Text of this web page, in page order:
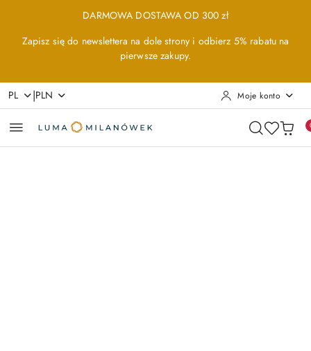
Przejdź do treści głównej
Przejdź do wyszukiwarki
Przejdź do moje konto
Przejdź do menu głównego
Przejdź do opisu produktu
Przejdź do stopkiDARMOWA DOSTAWA OD 300 zł
Zapisz się do newslettera na dole strony i odbierz 5% rabatu na
pierwsze zakupy.
PL |PLN Moje konto